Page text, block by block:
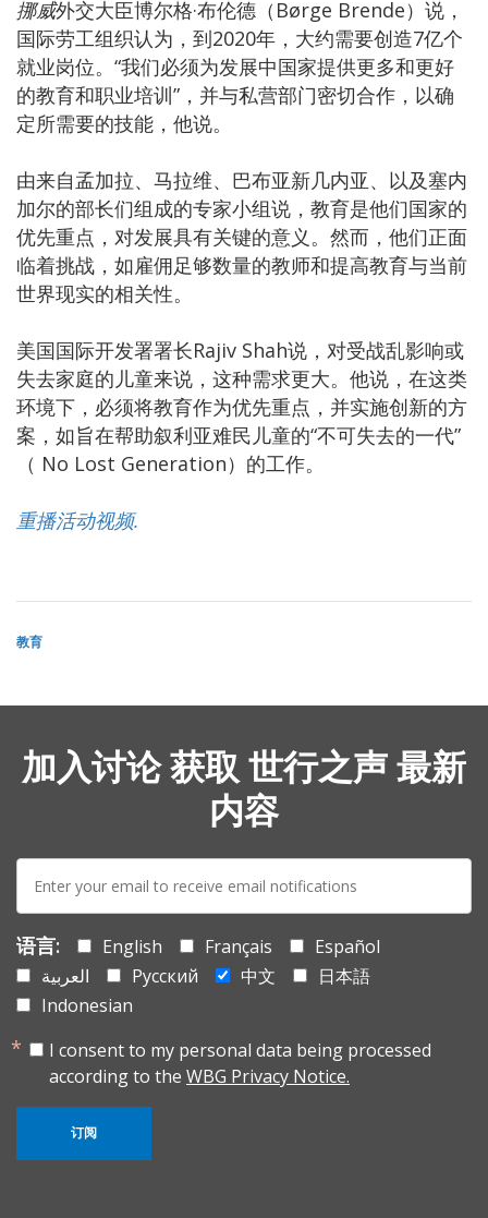
挪威外交大臣博尔格·布伦德（Børge Brende）说，
国际劳工组织认为，到2020年，大约需要创造7亿个
就业岗位。“我们必须为发展中国家提供更多和更好
的教育和职业培训”，并与私营部门密切合作，以确
定所需要的技能，他说。
由来自孟加拉、马拉维、巴布亚新几内亚、以及塞内
加尔的部长们组成的专家小组说，教育是他们国家的
优先重点，对发展具有关键的意义。然而，他们正面
临着挑战，如雇佣足够数量的教师和提高教育与当前
世界现实的相关性。
美国国际开发署署长Rajiv Shah说，对受战乱影响或
失去家庭的儿童来说，这种需求更大。他说，在这类
环境下，必须将教育作为优先重点，并实施创新的方
案，如旨在帮助叙利亚难民儿童的“不可失去的一代”
（ No Lost Generation）的工作。
重播活动视频.
教育
加入讨论 获取 世行之声 最新
内容
E-
mail:
语言: English Français
Español
العربية
Русский 中文
日本語
Indonesian
I consent to my personal data being processed
according to the WBG Privacy Notice.
订阅